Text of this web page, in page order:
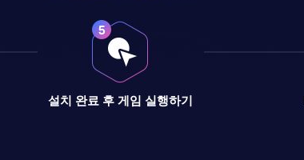
설치 완료 후 게임 실행하기